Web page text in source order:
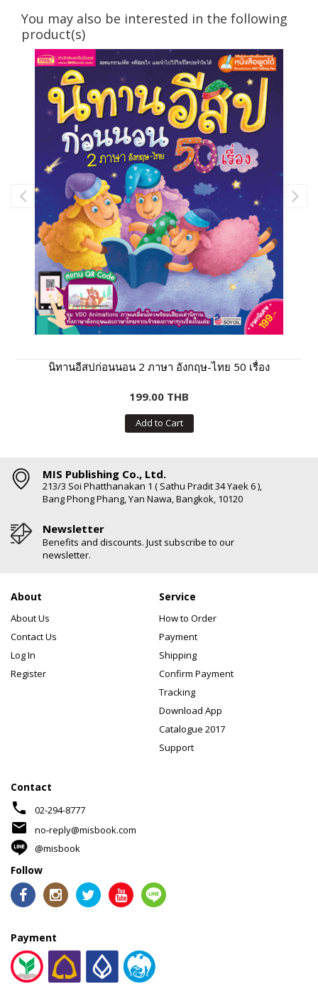
You may also be interested in the following
product(s)
นิทานอีสปก่อนนอน 2 ภาษา อังกฤษ-ไทย 50 เรื่อง
199.00 THB
Add to Cart
MIS Publishing Co., Ltd.
213/3 Soi Phatthanakan 1 ( Sathu Pradit 34 Yaek 6 ),
Bang Phong Phang, Yan Nawa, Bangkok, 10120
Newsletter
Benefits and discounts. Just subscribe to our
newsletter.
About
About Us
Contact Us
Log In
Register
Service
How to Order
Payment
Shipping
Confirm Payment
Tracking
Download App
Catalogue 2017
Support
Contact
phone 02-294-8777
mail
no-reply@misbook.com
@misbook
Follow
Payment